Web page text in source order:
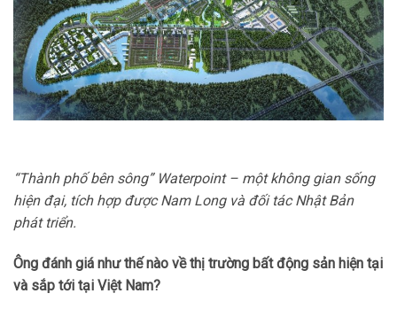
“Thành phố bên sông” Waterpoint – một không gian sống
hiện đại, tích hợp được Nam Long và đối tác Nhật Bản
phát triển.
Ông đánh giá như thế nào về thị trường bất động sản hiện tại
và sắp tới tại Việt Nam?